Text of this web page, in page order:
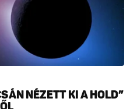
NÉZETT KI A HOLD”